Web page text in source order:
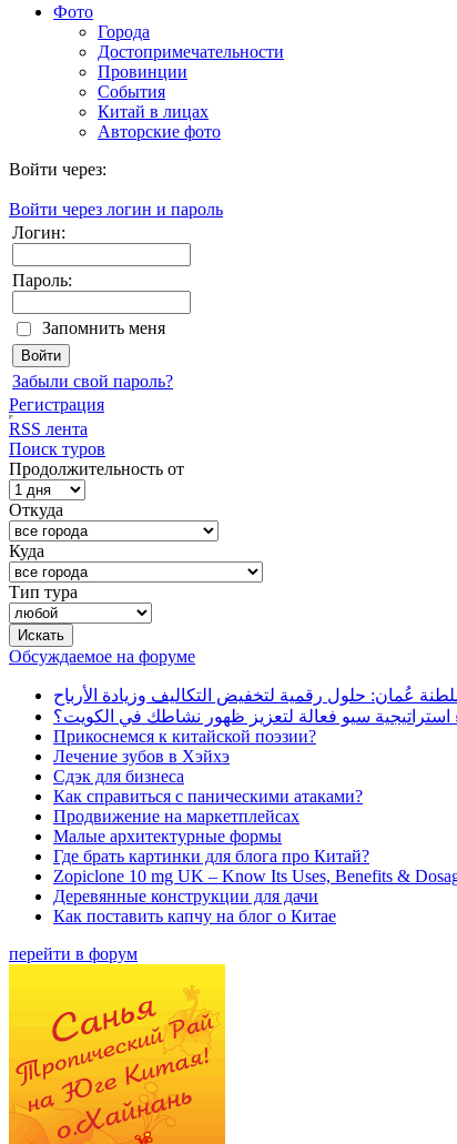
Фото
Города
Достопримечательности
Провинции
События
Китай в лицах
Авторские фото
Войти через:
Войти через логин и пароль
Логин:
Пароль:
Запомнить меня
Забыли свой пароль?
Регистрация
RSS лента
Поиск туров
Продолжительность от
Откуда
Куда
Тип тура
Обсуждаемое на форуме
عُمان: حلول رقمية لتخفيض التكاليف وزيادة الأرباح
سيو فعالة لتعزيز ظهور نشاطك في الكويت؟
Прикоснемся к китайской поэзии?
Лечение зубов в Хэйхэ
Сдэк для бизнеса
Как справиться с паническими атаками?
Продвижение на маркетплейсах
Малые архитектурные формы
Где брать картинки для блога про Китай?
Zopiclone 10 mg UK – Know Its Uses, Benefits &
Деревянные конструкции для дачи
Как поставить капчу на блог о Китае
перейти в форум